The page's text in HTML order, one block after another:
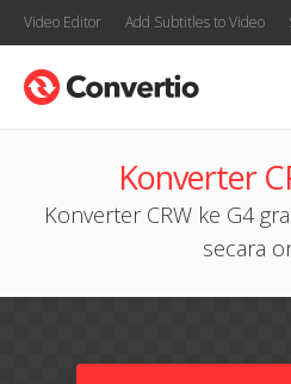
Video Editor Add Subtitles to Video
Konverter
Konverter CRW ke G4
secara